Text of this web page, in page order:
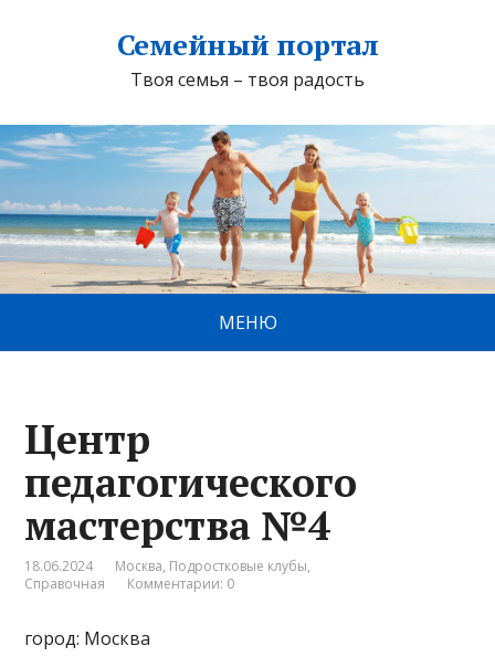
Семейный портал
Твоя семья – твоя радость
МЕНЮ
Центр
педагогического
мастерства №4
18.06.2024 Москва, Подростковые клубы,
Справочная
Комментарии: 0
город: Москва